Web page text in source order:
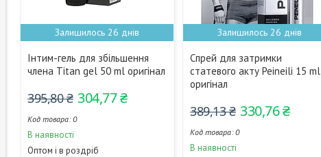
Залишилось 26 днів
Інтим-гель для збільшення
члена Titan gel 50 ml оригінал
395,80 ₴ 304,77 ₴
0
В наявності
Оптом і в роздріб
Залишилось 26 днів
Спрей для затримки
статевого акту Peineili 15 ml
оригінал
389,13 ₴ 330,76 ₴
0
В наявності